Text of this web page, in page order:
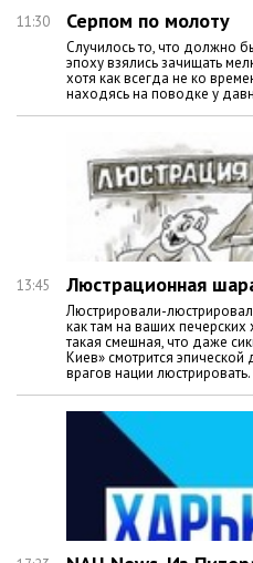
11:30 Серпом по молоту
Случилось то, что должно
эпоху взялись зачищать
хотя как всегда не ко
находясь на поводке у
13:45 Люстрационная
Люстрировали-
как там на ваших
такая смешная, что даже
Киев» смотрится эпической
врагов нации люстрировать.